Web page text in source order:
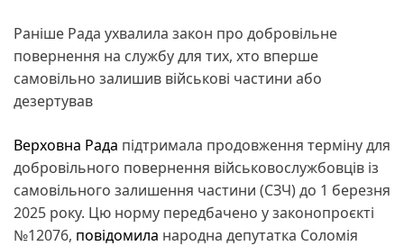
Раніше Рада ухвалила закон про добровільне
повернення на службу для тих, хто вперше
самовільно залишив військові частини або
дезертував
Верховна Рада підтримала продовження терміну для
добровільного повернення військовослужбовців із
самовільного залишення частини (СЗЧ) до 1 березня
2025 року. Цю норму передбачено у законопроєкті
№12076, повідомила народна депутатка Соломія